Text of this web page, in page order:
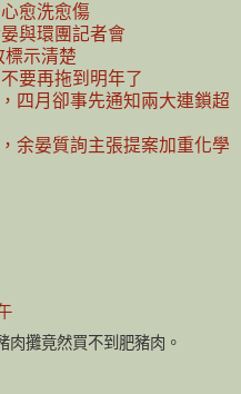
愈洗愈傷
與環團記者會
標示清楚
要再拖到明年了
四月卻事先通知兩大連鎖超
余晏質詢主張提案加重化學
肉攤竟然買不到肥豬肉。